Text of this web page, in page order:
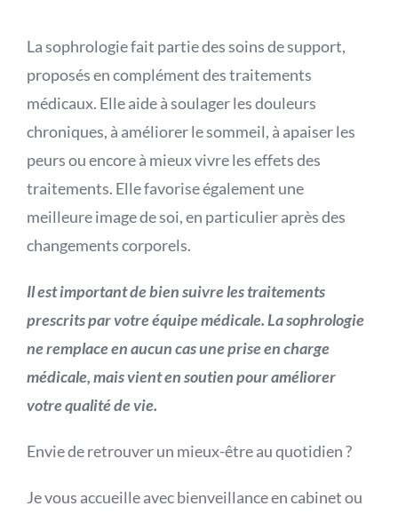
La sophrologie fait partie des soins de support,
proposés en complément des traitements
médicaux. Elle aide à soulager les douleurs
chroniques, à améliorer le sommeil, à apaiser les
peurs ou encore à mieux vivre les effets des
traitements. Elle favorise également une
meilleure image de soi, en particulier après des
changements corporels.
Il est important de bien suivre les traitements
prescrits par votre équipe médicale. La sophrologie
ne remplace enaucun cas une prise en charge
médicale, mais vient en soutien pour améliorer
votre qualité de vie.
Envie de retrouver un mieux-être au quotidien ?
Je vous accueille avec bienveillance en cabinet ou